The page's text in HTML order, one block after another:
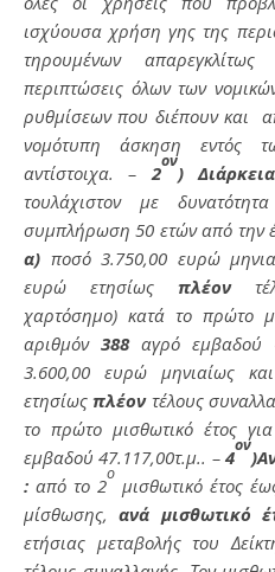
ισχύουσα χρήση γης της
τηρουμένων
περιπτώσεις όλων των
ρυθμίσεων που διέπουν και
νομότυπη άσκηση εντός
αντίστοιχα. – 2
ον
)
τουλάχιστον με
συμπλήρωση 50 ετών από την
α) ποσό 3.750,00 ευρώ
ευρώ ετησίως πλέον
χαρτόσημο) κατά το πρώτο
αριθμόν388αγρό εμβαδού
3.600,00 ευρώ μηνιαίως
ετησίωςπλέον τέλους
το πρώτο μισθωτικό έτος
εμβαδού 47.117,00τ.μ.. – 4
ον
: από το 2
ο
μισθωτικό έτος
μίσθωσης,ανά μισθωτικό
ετήσιας μεταβολής του